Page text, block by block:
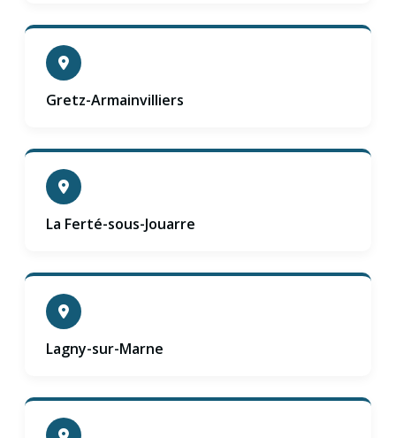
Gretz-Armainvilliers
La Ferté-sous-Jouarre
Lagny-sur-Marne